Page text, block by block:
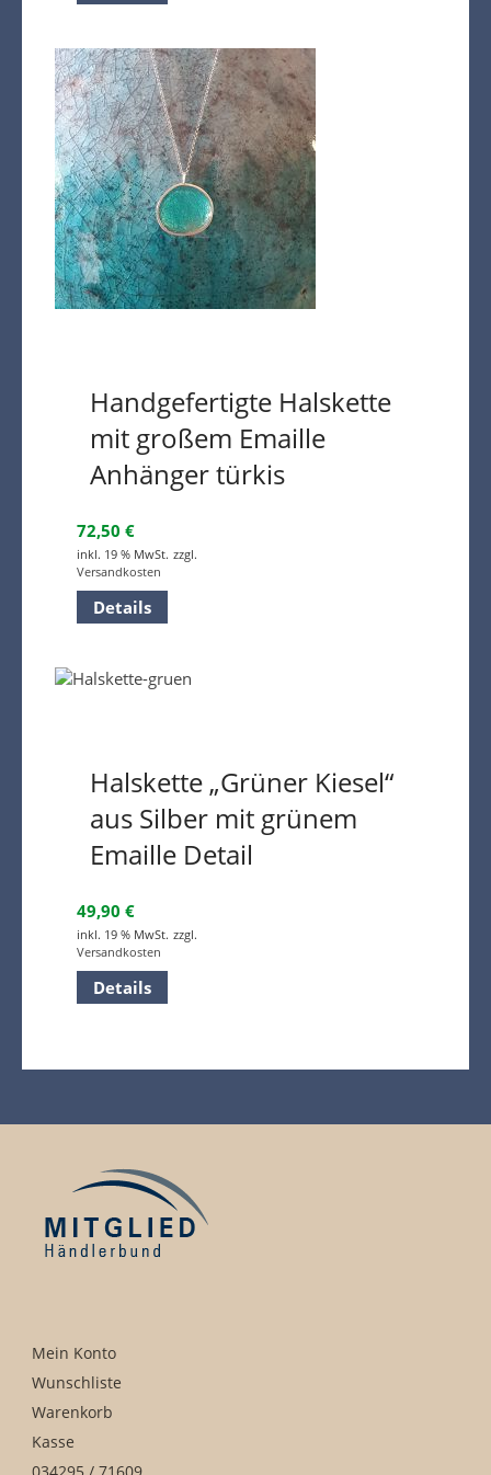
Handgefertigte Halskette
mit großem Emaille
Anhänger türkis
72,50 €
inkl. 19 % MwSt. zzgl.
Versandkosten
Details
Halskette „Grüner Kiesel“
aus Silber mit grünem
Emaille Detail
49,90 €
inkl. 19 % MwSt. zzgl.
Versandkosten
Details
Mein Konto
Wunschliste
Warenkorb
Kasse